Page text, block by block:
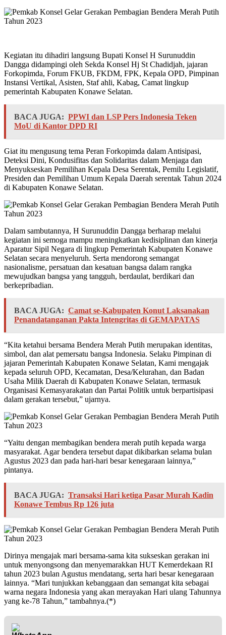
Kegiatan itu dihadiri langsung Bupati Konsel H Surunuddin
Dangga didampingi oleh Sekda Konsel Hj St Chadidjah, jajaran
Forkopimda, Forum FKUB, FKDM, FPK, Kepala OPD, Pimpinan
Instansi Vertikal, Asisten, Staf ahli, Kabag, Camat lingkup
pemerintah Kabupaten Konawe Selatan.
BACA JUGA: PPWI dan LSP Pers Indonesia Teken
MoU di Kantor DPD RI
Giat itu mengusung tema Peran Forkopimda dalam Antisipasi,
Deteksi Dini, Kondusifitas dan Solidaritas dalam Menjaga dan
Menyukseskan Pemilihan Kepala Desa Serentak, Pemilu Legislatif,
Presiden dan Pemilihan Umum Kepala Daerah serentak Tahun 2024
di Kabupaten Konawe Selatan.
Dalam sambutannya, H Surunuddin Dangga berharap melalui
kegiatan ini semoga mampu meningkatkan kedisiplinan dan kinerja
Aparatur Sipil Negara di lingkup Pemerintah Kabupaten Konawe
Selatan secara menyeluruh. Serta mendorong semangat
nasionalisme, persatuan dan kesatuan bangsa dalam rangka
mewujudkan bangsa yang tangguh, berdaulat, berdikari dan
berkepribadian.
BACA JUGA: Camat se-Kabupaten Konut Laksanakan
Penandatanganan Pakta Intengritas di GEMAPATAS
“Kita ketahui bersama Bendera Merah Putih merupakan identitas,
simbol, dan alat pemersatu bangsa Indonesia. Selaku Pimpinan di
jajaran Pemerintah Kabupaten Konawe Selatan, Kami mengajak
kepada seluruh OPD, Kecamatan, Desa/Kelurahan, dan Badan
Usaha Milik Daerah di Kabupaten Konawe Selatan, termasuk
Organisasi Kemasyarakatan dan Partai Politik untuk berpartisipasi
dalam gerakan tersebut,” ujarnya.
“Yaitu dengan membagikan bendera merah putih kepada warga
masyarakat. Agar bendera tersebut dapat dikibarkan selama bulan
Agustus 2023 dan pada hari-hari besar kenegaraan lainnya,”
pintanya.
BACA JUGA: Transaksi Hari ketiga Pasar Murah Kadin
Konawe Tembus Rp 126 juta
Dirinya mengajak mari bersama-sama kita sukseskan gerakan ini
untuk menyongsong dan menyemarakkan HUT Kemerdekaan RI
tahun 2023 bulan Agustus mendatang, serta hari besar kenegaraan
lainnya. “Mari tunjukkan kebanggaan dan semangat kita sebagai
warna negara Indonesia yang akan merayakan Hari ulang Tahunnya
yang ke-78 Tahun,” tambahnya.(*)